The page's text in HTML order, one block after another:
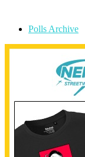
Polls Archive